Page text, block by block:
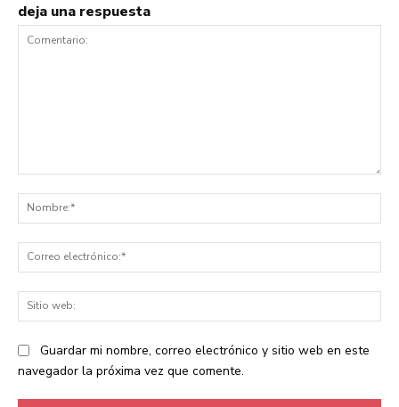
deja una respuesta
Guardar mi nombre, correo electrónico y sitio web en este
navegador la próxima vez que comente.